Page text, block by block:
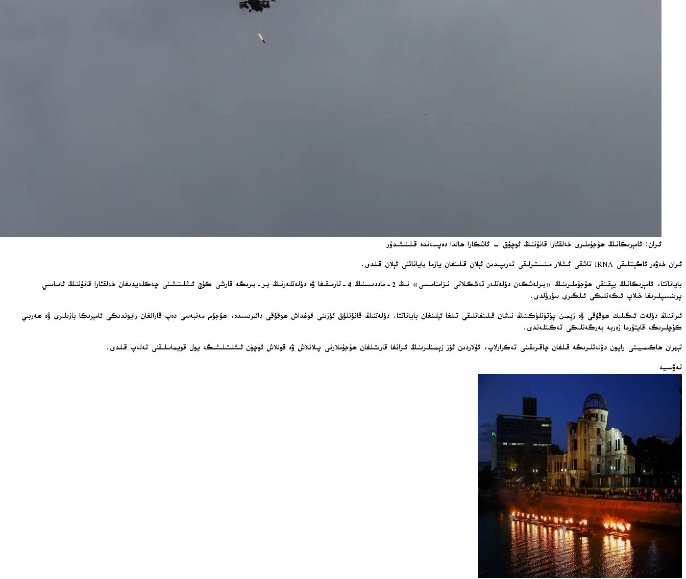
ئىران: ئامېرىكانىڭ ھۇجۇملىرى خەلقئارا قانۇننىڭ ئوچۇق – ئاشكارا ھالدا دەپسەندە قىلىنىشىدۇر
ئىران خەۋەر ئاگېنتلىقى IRNA تاشقى ئىشلار مىنىستىرلىقى تەرىپىدىن ئېلان قىلىنغان يازما باياناتنى ئېلان قىلدى.
باياناتتا، ئامېرىكانىڭ يېقىنقى ھۇجۇملىرىنىڭ «بىرلەشكەن دۆلەتلەر تەشكىلاتى نىزامنامىسى» نىڭ 2-ماددىسىنىڭ 4-تارمىقىغا ۋە دۆلەتلەرنىڭ بىر-بىرىگە قارشى كۈچ ئىشلىتىشىنى چەكلەيدىغان خەلقئارا قانۇننىڭ ئاساسىي
پرىنسىپلىرىغا خىلاپ ئىكەنلىكى ئىلگىرى سۈرۈلدى.
ئىراننىڭ دۆلەت ئىگىلىك ھوقۇقى ۋە زېمىن پۈتۈنلۈكىنىڭ نىشان قىلىنغانلىقى تىلغا ئېلىنغان باياناتتا، دۆلەتنىڭ قانۇنلۇق ئۆزىنى قوغداش ھوقۇقى دائىرىسىدە، ھۇجۇم مەنبەسى دەپ قارالغان رايوندىكى ئامېرىكا بازىلىرى ۋە ھەربىي
كۈچلىرىگە قايتۇرما زەربە بەرگەنلىكى تەكىتلەندى.
تېھران ھاكىمىيىتى رايون دۆلەتلىرىگە قىلغان چاقىرىقىنى تەكرارلاپ، ئۇلاردىن ئۆز زېمىنلىرىنىڭ ئىرانغا قارىتىلغان ھۇجۇملارنى پىلانلاش ۋە قوللاش ئۈچۈن ئىشلىتىلىشىگە يول قويماسلىقنى تەلەپ قىلدى.
تەۋسىيە